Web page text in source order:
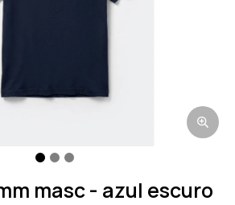
masc - azul escuro